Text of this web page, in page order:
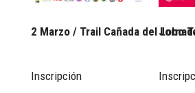
2 Marzo / Trail Cañada del Lobo
Inscripción